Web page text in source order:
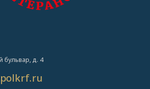
бульвар, д. 4